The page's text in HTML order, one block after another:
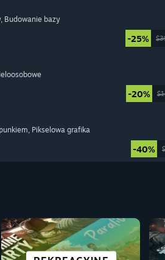
, Budowanie bazy
-25%
-20%
, Pikselowa grafika
-40%